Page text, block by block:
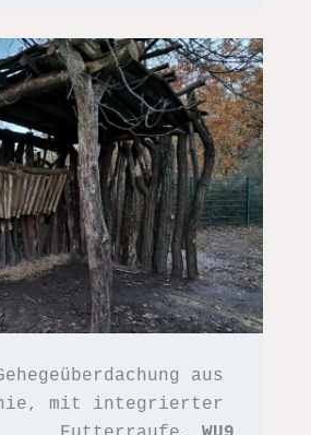
aus
mit integrierter